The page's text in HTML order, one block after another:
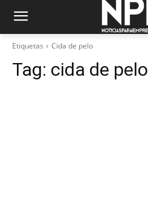
Etiquetas Cida de pelo
Tag: cida de pelo